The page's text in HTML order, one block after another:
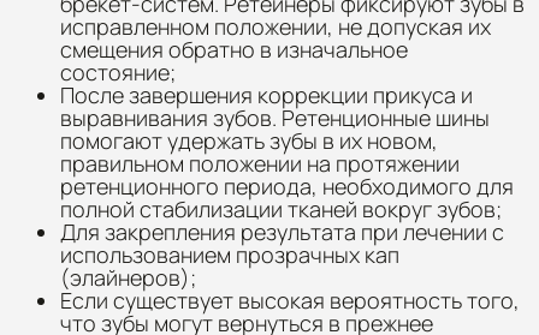
исправленном положении, не допуская их
смещения обратно в изначальное
состояние;
После завершения коррекции прикуса и
выравнивания зубов. Ретенционные шины
помогают удержать зубы в их новом,
правильном положении на протяжении
ретенционного периода, необходимого для
полной стабилизации тканей вокруг зубов;
Для закрепления результата при лечении с
использованием прозрачных кап
(элайнеров);
Если существует высокая вероятность того,
что зубы могут вернуться в прежнее